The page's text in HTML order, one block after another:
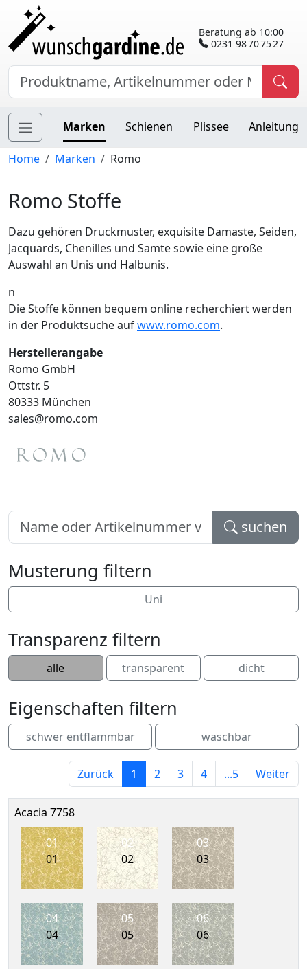
Beratung ab 10:00
0231 98 70 75 27
Marken Schienen Plissee Anleitung
Home Marken Romo
Romo Stoffe
Dazu gehören Druckmuster, exquisite Damaste, Seiden,
Jacquards, Chenilles und Samte sowie eine große
Auswahl an Unis und Halbunis.
n
Die Stoffe können bequem online recherchiert werden
in der Produktsuche aufwww.romo.com.
Herstellerangabe
Romo GmbH
Ottstr. 5
80333 München
sales@romo.com
suchen
Musterung filtern
Uni
Transparenz filtern
alle transparent dicht
Eigenschaften filtern
schwer entflammbar waschbar
Zurück 1 2 3 4 ...5 Weiter
Acacia 7758
01
01
02
02
03
03
04
04
05
05
06
06